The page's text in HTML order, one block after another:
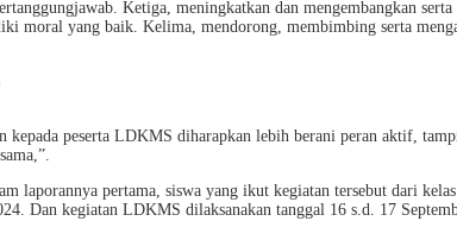
Ketiga, meningkatkan dan mengembangkan
moral yang baik. Kelima, mendorong, membimbing serta
peserta LDKMS diharapkan lebih berani peran aktif,
laporannya pertama, siswa yang ikut kegiatan tersebut dari
Dan kegiatan LDKMS dilaksanakan tanggal 16 s.d. 17